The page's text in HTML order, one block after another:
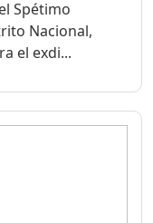
Spétimo
Nacional,
el exdi...